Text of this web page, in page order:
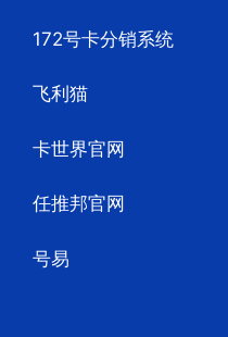
172号卡分销系统
飞利猫
卡世界官网
任推邦官网
号易